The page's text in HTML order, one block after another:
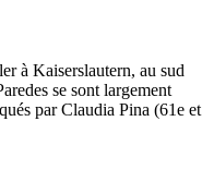
à Kaiserslautern, au sud
se sont largement
par Claudia Pina (61e et